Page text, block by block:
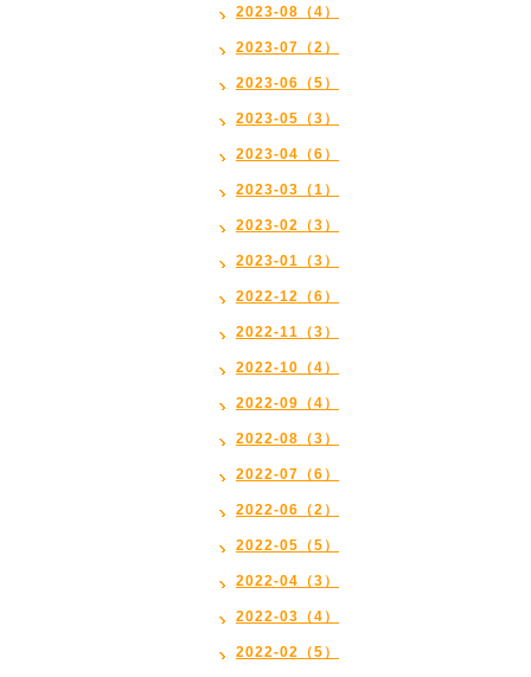
2023-08（4）
2023-07（2）
2023-06（5）
2023-05（3）
2023-04（6）
2023-03（1）
2023-02（3）
2023-01（3）
2022-12（6）
2022-11（3）
2022-10（4）
2022-09（4）
2022-08（3）
2022-07（6）
2022-06（2）
2022-05（5）
2022-04（3）
2022-03（4）
2022-02（5）